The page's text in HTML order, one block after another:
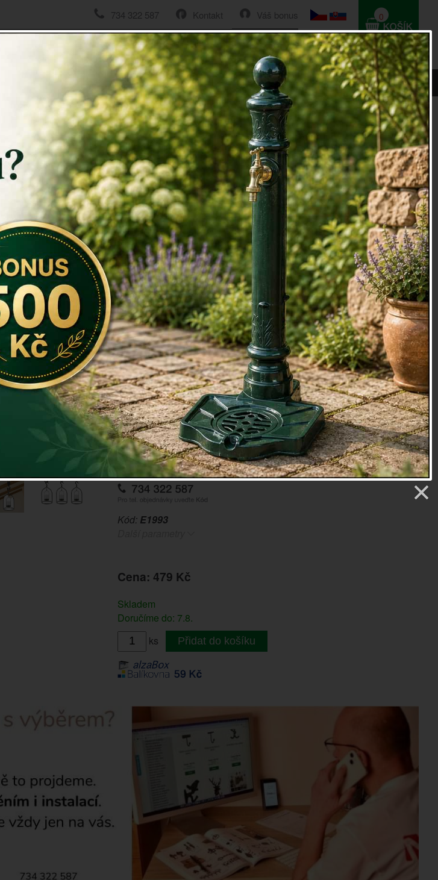
Váš bonus
Kontakt
734 322 587
HLEDAT
0
0 Kč
->Retro kladka s háčkem
Retro kladka s háčkem
Retro kladkas háčkem Industrial.
Retro kladku můžete využít (v restauraci, pod pergolou...) např. pro
provlečení lanem a na laně současně s elektrickým vedením
zakončeným objímkou pro žárovku, vytvořit stylové osvetlení.
Pokud pořídíte větší počet kladek a provlečete lano, můžete tak stylově
vést např. elektrické napájení pro osvětlení. Kladka je vyrobená z
litiny. Pro provlečení lana použijte rozebíratelné spojení šroubem M8 s
matičkou, díky kterému po vysunutí můžete kolečko vysunout, navléct
lano a opět vložit kolečko na své místo.
Kolečko je dekorativní. ipřesto, že se otáčí, není uzpůsobeno pro
používání kladky k práci.
Na kladku můžete zavěsit i sušáky na bylinky a další stylové doplňky.
Rozměr: 14 x 4,5 x 18 cm
Hmotnost: 1.07 kg
Záruka: 2 roky
Kód: E1993
Cena: 479 Kč
Skladem
Doručíme do: 7.8.
ks
Přidat do košíku